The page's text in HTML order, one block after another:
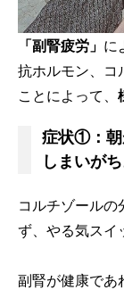
「副腎疲労」 に
抗ホルモン、コ
ことによって、
症状①：朝
しまいがち
コルチゾールの
ず、やる気スイ
副腎が健康であ